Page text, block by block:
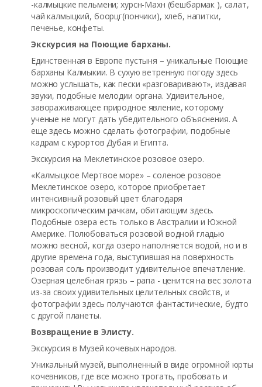
-калмыцкие пельмени; хурсн-Махн (бешбармак ), салат,
чай калмыцкий, боорцг(пончики), хлеб, напитки,
печенье, конфеты.
Экскурсия на Поющие барханы.
Единственная в Европе пустыня – уникальные Поющие
барханы Калмыкии. В сухую ветренную погоду здесь
можно услышать, как пески «разговаривают», издавая
звуки, подобные мелодии органа. Удивительное,
завораживающее природное явление, которому
ученые не могут дать убедительного объяснения. А
еще здесь можно сделать фотографии, подобные
кадрам с курортов Дубая и Египта.
Экскурсия на Меклетинское розовое озеро.
«Калмыцкое Мертвое море» – соленое розовое
Меклетинское озеро, которое приобретает
интенсивный розовый цвет благодаря
микроскопическим рачкам, обитающим здесь.
Подобные озера есть только в Австралии и Южной
Америке. Полюбоваться розовой водной гладью
можно весной, когда озеро наполняется водой, но и в
другие времена года, выступившая на поверхность
розовая соль производит удивительное впечатление.
Озерная целебная грязь – рапа - ценится на вес золота
из-за своих удивительных целительных свойств, и
фотографии здесь получаются фантастические, будто
с другой планеты.
Возвращение в Элисту.
Экскурсия в Музей кочевых народов.
Уникальный музей, выполненный в виде огромной юрты
кочевников, где все можно трогать, пробовать и